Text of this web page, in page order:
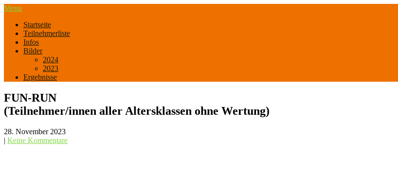
Skip
content
MudMan Battle
Menu
Startseite
Teilnehmerliste
Infos
Bilder
2024
2023
Ergebnisse
FUN-RUN
(Teilnehmer/innen aller Altersklassen ohne Wertung)
28. November 2023
| Keine Kommentare